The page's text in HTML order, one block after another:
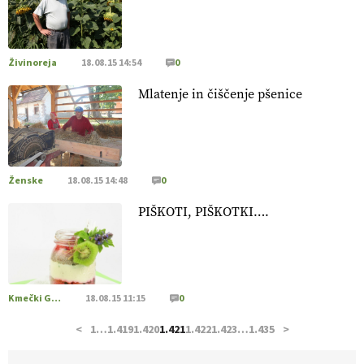
pridelava aronije
v dobrem desetletju zrasla v uspešno
kmetijsko in podjetniško zgodbo.
https://t.co/EulJoSBYMi @EUAgri #IMCAP #CAP
https://t.co/xp1oihBDaJ
[EKOloško = LOGIČNO
doma in v tujini
. Zato je ekološka pridelava odlična priložnost
za slovenske vinarje
@EUAgri #IMCAP #CAP https://t.co/01qpoeLyNP
[EKOloško = LOGIČNO
kmetijstva in uspešno prenovo kmetij
https://t.co/RRn8unbwXp @EUAgri #IMCAP #CAP
https://t.co/mnLHFv2VuP
Živinoreja 18.08.15 14:54 0
Mlatenje in čiščenje pšenice
Ženske 18.08.15 14:48 0
PIŠKOTI, PIŠKOTKI….
Kmečki Glas 18.08.15 11:15 0
< 1…1.4191.4201.4211.4221.423…1.435 >